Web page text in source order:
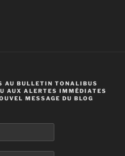
AU BULLETIN TONALIBUS
AUX ALERTES IMMÉDIATES
MESSAGE DU BLOG